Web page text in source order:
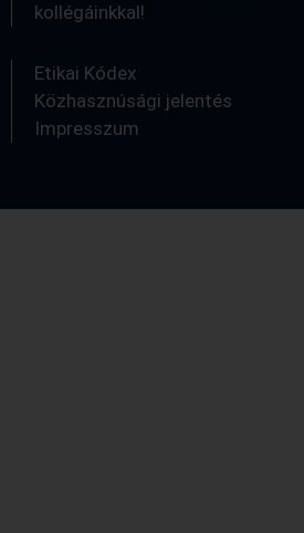
kollégáinkkal!
Etikai Kódex
Közhasznúsági jelentés
Impresszum